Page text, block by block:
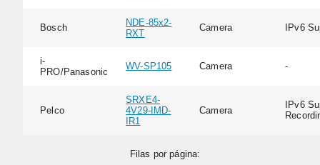
Bosch
NDE-85x2-
RXT
Camera IPv6
i-
PRO/Panasonic
WV-SP105 Camera -
Pelco
SRXE4-
4V29-IMD-
IR1
Camera
IPv6
Filas por página: